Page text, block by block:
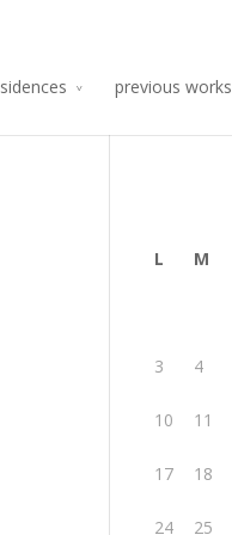
previous works
L M
3 4
10 11
17 18
24 25